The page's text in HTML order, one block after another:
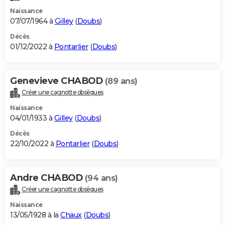
Naissance
07/07/1964 à Gilley(Doubs)
Décès
01/12/2022 à Pontarlier(Doubs)
Genevieve CHABOD (89 ans)
Créer une cagnotte obsèques
Naissance
04/01/1933 à Gilley(Doubs)
Décès
22/10/2022 à Pontarlier(Doubs)
Andre CHABOD (94 ans)
Créer une cagnotte obsèques
Naissance
13/05/1928 à la Chaux(Doubs)